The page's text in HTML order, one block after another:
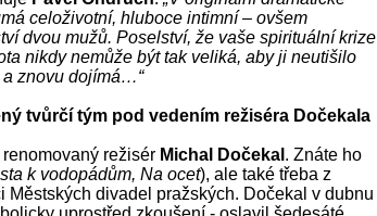
celoživotní, hluboce intimní – ovšem
dvou mužů. Poselství, že vaše spirituální krize
nikdy nemůže být tak veliká, aby ji neutišilo
a znovu dojímá…“
tvůrčí tým pod vedením režiséra Dočekala
režisér Michal Dočekal . Znáte ho
k vodopádům, Na ocet), ale také třeba z
Městských divadel pražských. Dočekal v dubnu